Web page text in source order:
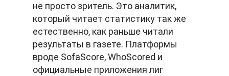
не просто зритель. Это аналитик,
который читает статистику так же
естественно, как раньше читали
результаты в газете. Платформы
вроде SofaScore, WhoScored и
официальные приложения лиг